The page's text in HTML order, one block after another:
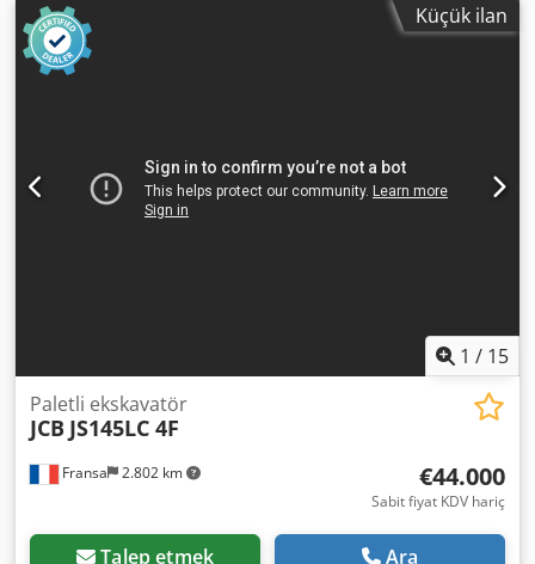
Küçük ilan
1 / 15
Fransa 2.802 km
Paletli ekskavatör
JCB JS145LC 4F
€44.000
Sabit fiyat KDV hariç
Talep etmek Ara